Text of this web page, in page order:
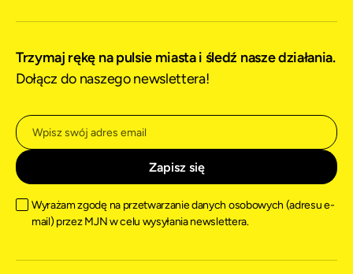
Trzymaj rękę na pulsie miasta i śledź nasze działania.
Dołącz do naszego newslettera!
Wyrażam zgodę na przetwarzanie danych osobowych (adresu e-
mail) przez MJN w celu wysyłania newslettera.